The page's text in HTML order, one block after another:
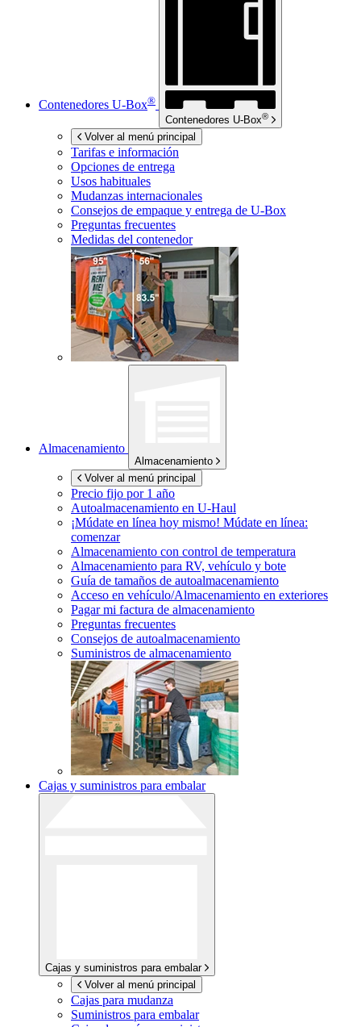
Contenedores U-Box®
Contenedores U-Box®
Volver al menú principal
Tarifas e información
Opciones de entrega
Usos habituales
Mudanzas internacionales
Consejos de empaque y entrega de U-Box
Preguntas frecuentes
Medidas del contenedor
Almacenamiento
Almacenamiento
Volver al menú principal
Precio fijo por 1 año
Autoalmacenamiento en U-Haul
¡Múdate en línea hoy mismo! Múdate en línea:
comenzar
Almacenamiento con control de temperatura
Almacenamiento para RV, vehículo y bote
Guía de tamaños de autoalmacenamiento
Acceso en vehículo/Almacenamiento en exteriores
Pagar mi factura de almacenamiento
Preguntas frecuentes
Consejos de autoalmacenamiento
Suministros de almacenamiento
Cajas y suministros para embalar
Cajas y suministros para embalar
Volver al menú principal
Cajas para mudanza
Suministros para embalar